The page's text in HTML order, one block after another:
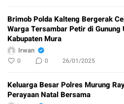
Brimob Polda Kalteng Bergerak
Warga Tersambar Petir di Gunung
Kabupaten Mura
Irwan
0 0 26/01/2025
Keluarga Besar Polres Murung
Perayaan Natal Bersama